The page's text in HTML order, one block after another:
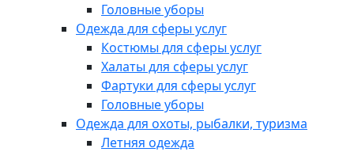
Головные уборы
Одежда для сферы услуг
Костюмы для сферы услуг
Халаты для сферы услуг
Фартуки для сферы услуг
Головные уборы
Одежда для охоты, рыбалки, туризма
Летняя одежда